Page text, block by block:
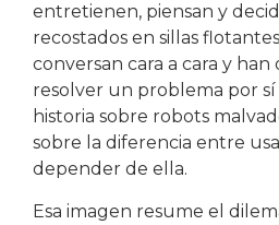
entretienen, piensan y
recostados en sillas
conversan cara a cara y
resolver un problema por sí
historia sobre robots
sobre la diferencia entre
depender de ella.
Esa imagen resume el